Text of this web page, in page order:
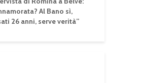
Al Bano sì,
26 anni, serve verità”